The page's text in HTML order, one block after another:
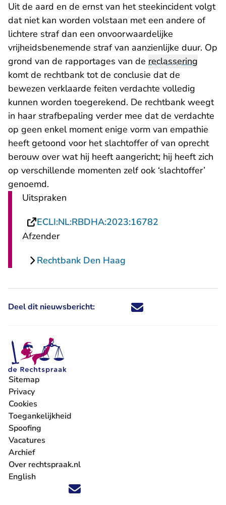
Uit de aard en de ernst van het steekincident volgt
dat niet kan worden volstaan met een andere of
lichtere straf dan een onvoorwaardelijke
vrijheidsbenemende straf van aanzienlijke duur. Op
grond van de rapportages van de reclassering
komt de rechtbank tot de conclusie dat de
bewezen verklaarde feiten verdachte volledig
kunnen worden toegerekend. De rechtbank weegt
in haar strafbepaling verder mee dat de verdachte
op geen enkel moment enige vorm van empathie
heeft getoond voor het slachtoffer of van oprecht
berouw over wat hij heeft aangericht; hij heeft zich
op verschillende momenten zelf ook ‘slachtoffer’
genoemd.
Uitspraken
ECLI:NL:RBDHA:2023:16782
Afzender
Rechtbank Den Haag
Deel dit nieuwsbericht: Deel dit nieuwsbericht via X -
Deel dit nieuwsbericht via
Deel dit nieuwsbericht
Deel dit
Volg ons op X (Twitter) - U verlaat Rechtspraak.nl
Volg ons op Facebook - U verlaat Rechtspraak.nl
Volg ons op Instagram - U verlaat Rechtspraak.nl
Volg ons op Youtube - U verlaat Rechtspraak.nl
Volg ons op LinkedIn - U verlaat
'Blijf op de hoogte' nieuwsbrief - U verlaat
Sitemap
Privacy
Cookies
Toegankelijkheid
Spoofing
Vacatures
- U verlaat Rechtspraak.nl
Archief
Over rechtspraak.nl
English